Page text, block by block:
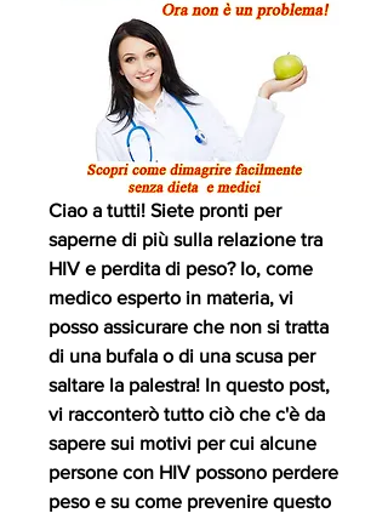
Ciao a tutti! Siete pronti per
saperne di più sulla relazione tra
HIV e perdita di peso? Io, come
medico esperto in materia, vi
posso assicurare che non si tratta
di una bufala o di una scusa per
saltare la palestra! In questo post,
vi racconterò tutto ciò che c'è da
sapere sui motivi per cui alcune
persone con HIV possono perdere
peso e su come prevenire questo